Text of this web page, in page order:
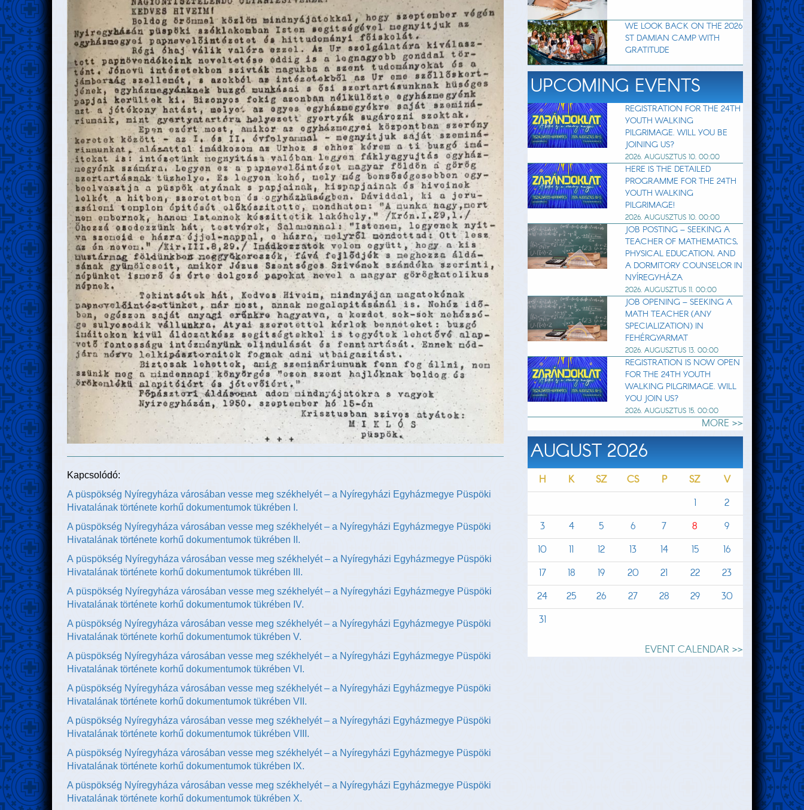
Kapcsolódó:
A püspökség Nyíregyháza városában vesse meg székhelyét – a Nyíregyházi Egyházmegye Püspöki
Hivatalának története korhű dokumentumok tükrében I.
A püspökség Nyíregyháza városában vesse meg székhelyét – a Nyíregyházi Egyházmegye Püspöki
Hivatalának története korhű dokumentumok tükrében II.
A püspökség Nyíregyháza városában vesse meg székhelyét – a Nyíregyházi Egyházmegye Püspöki
Hivatalának története korhű dokumentumok tükrében III.
A püspökség Nyíregyháza városában vesse meg székhelyét – a Nyíregyházi Egyházmegye Püspöki
Hivatalának története korhű dokumentumok tükrében IV.
A püspökség Nyíregyháza városában vesse meg székhelyét – a Nyíregyházi Egyházmegye Püspöki
Hivatalának története korhű dokumentumok tükrében V.
A püspökség Nyíregyháza városában vesse meg székhelyét – a Nyíregyházi Egyházmegye Püspöki
Hivatalának története korhű dokumentumok tükrében VI.
A püspökség Nyíregyháza városában vesse meg székhelyét – a Nyíregyházi Egyházmegye Püspöki
Hivatalának története korhű dokumentumok tükrében VII.
A püspökség Nyíregyháza városában vesse meg székhelyét – a Nyíregyházi Egyházmegye Püspöki
Hivatalának története korhű dokumentumok tükrében VIII.
A püspökség Nyíregyháza városában vesse meg székhelyét – a Nyíregyházi Egyházmegye Püspöki
Hivatalának története korhű dokumentumok tükrében IX.
A püspökség Nyíregyháza városában vesse meg székhelyét – a Nyíregyházi Egyházmegye Püspöki
Hivatalának története korhű dokumentumok tükrében X.
WE LOOK BACK ON THE 2026
ST DAMIAN CAMP WITH
GRATITUDE
UPCOMING EVENTS
REGISTRATION FOR THE 24TH
YOUTH WALKING
PILGRIMAGE. WILL YOU BE
JOINING US?
2026. AUGUSZTUS 10. 00:00
HERE IS THE DETAILED
PROGRAMME FOR THE 24TH
YOUTH WALKING
PILGRIMAGE!
2026. AUGUSZTUS 10. 00:00
JOB POSTING – SEEKING A
TEACHER OF MATHEMATICS,
PHYSICAL EDUCATION, AND
A DORMITORY COUNSELOR IN
NYÍREGYHÁZA
2026. AUGUSZTUS 11. 00:00
JOB OPENING – SEEKING A
MATH TEACHER (ANY
SPECIALIZATION) IN
FEHÉRGYARMAT
2026. AUGUSZTUS 13. 00:00
REGISTRATION IS NOW OPEN
FOR THE 24TH YOUTH
WALKING PILGRIMAGE. WILL
YOU JOIN US?
2026. AUGUSZTUS 15. 00:00
MORE >>
AUGUST 2026
H K SZ CS P SZ
V
1
2
3
4 5 6 7 8
9
10
11 12 13 14 15
16
17
18 19 20 21 22
23
24
25 26 27 28 29
30
31
EVENT CALENDAR >>